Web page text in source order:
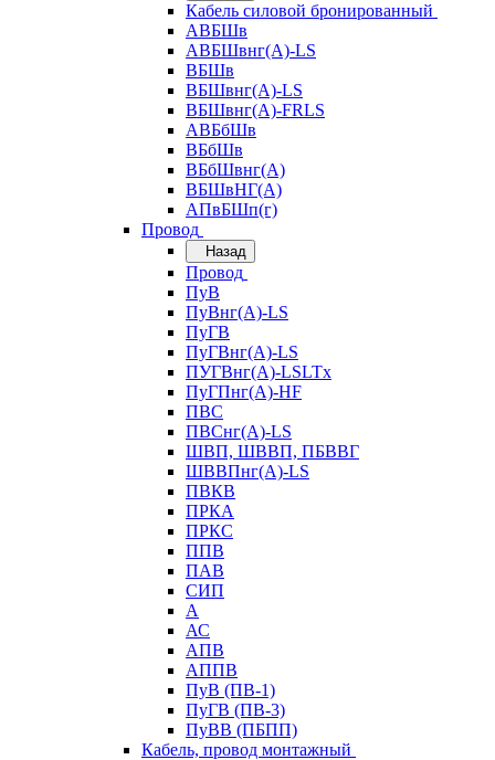
Кабель силовой бронированный
АВБШв
АВБШвнг(А)-LS
ВБШв
ВБШвнг(А)-LS
ВБШвнг(А)-FRLS
АВБбШв
ВБбШв
ВБбШвнг(А)
ВБШвНГ(А)
АПвБШп(г)
Провод
Назад
Провод
ПуВ
ПуВнг(А)-LS
ПуГВ
ПуГВнг(А)-LS
ПУГВнг(А)-LSLTx
ПуГПнг(А)-HF
ПВС
ПВСнг(А)-LS
ШВП, ШВВП, ПБВВГ
ШВВПнг(А)-LS
ПВКВ
ПРКА
ПРКС
ППВ
ПАВ
СИП
А
АС
АПВ
АППВ
ПуВ (ПВ-1)
ПуГВ (ПВ-3)
ПуВВ (ПБПП)
Кабель, провод монтажный